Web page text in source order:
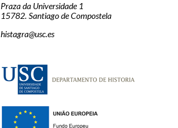
Praza da Universidade 1
15782. Santiago de Compostela
histagra@usc.es